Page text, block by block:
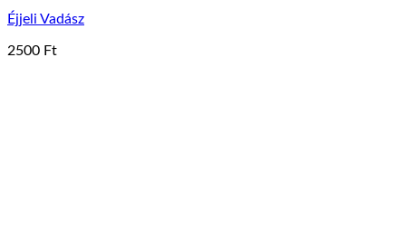
Éjjeli Vadász
2500 Ft